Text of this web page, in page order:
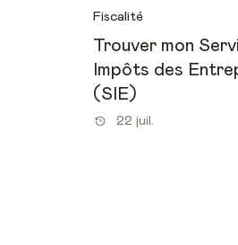
Fiscalité
Trouver mon
Impôts des
(SIE)
22 juil.